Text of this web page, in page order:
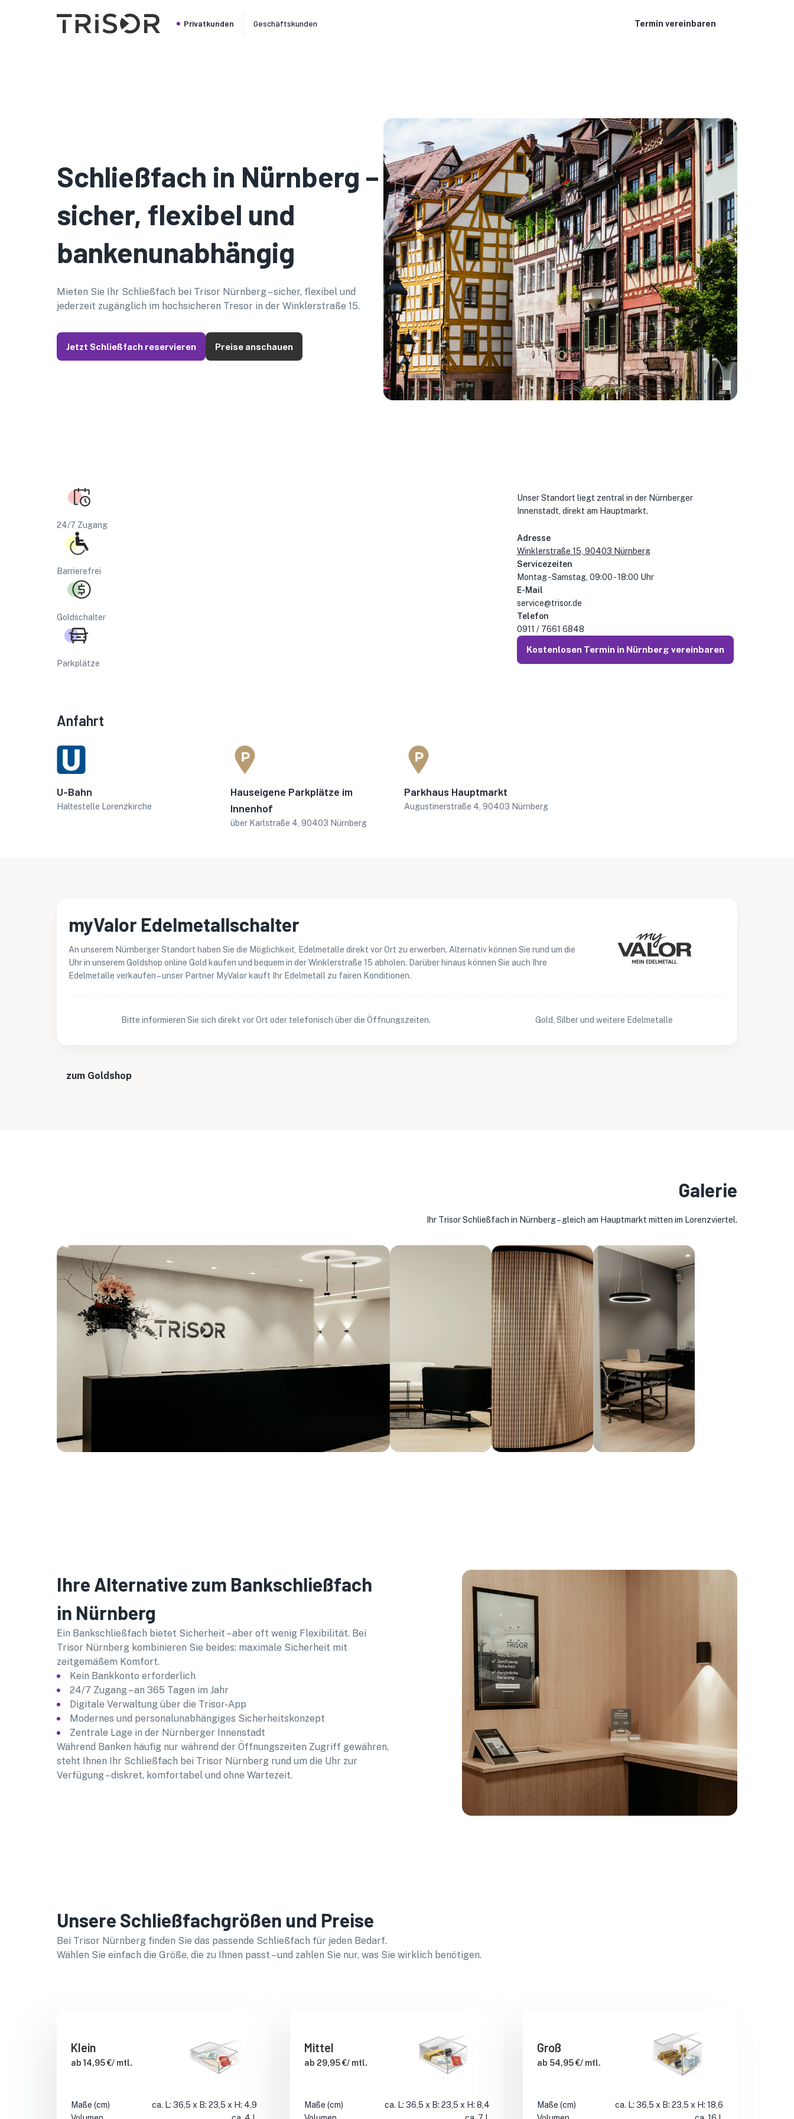
Privatkunden Geschäftskunden Termin vereinbaren
Schließfach in Nürnberg –
sicher, flexibel und
bankenunabhängig
Mieten Sie Ihr Schließfach bei Trisor Nürnberg – sicher, flexibel und
jederzeit zugänglich im hochsicheren Tresor in der Winklerstraße 15.
Jetzt Schließfach reservieren Preise anschauen
24/7 Zugang
Barrierefrei
Goldschalter
Parkplätze
Unser Standort liegt zentral in der Nürnberger
Innenstadt, direkt am Hauptmarkt.
Adresse
Winklerstraße 15, 90403 Nürnberg
Servicezeiten
Montag - Samstag, 09:00 - 18:00 Uhr
E-Mail
service@trisor.de
Telefon
0911 / 7661 6848
Kostenlosen Termin in Nürnberg vereinbaren
Anfahrt
U-Bahn
Haltestelle Lorenzkirche
Hauseigene Parkplätze im
Innenhof
über Karlstraße 4, 90403 Nürnberg
Parkhaus Hauptmarkt
Augustinerstraße 4, 90403 Nürnberg
myValor Edelmetallschalter
An unserem Nürnberger Standort haben Sie die Möglichkeit, Edelmetalle direkt vor Ort zu erwerben. Alternativ können Sie rund um die
Uhr in unserem Goldshop online Gold kaufen und bequem in der Winklerstraße 15 abholen. Darüber hinaus können Sie auch Ihre
Edelmetalle verkaufen – unser Partner MyValor kauft Ihr Edelmetall zu fairen Konditionen.
Bitte informieren Sie sich direkt vor Ort oder telefonisch über die Öffnungszeiten. Gold, Silber und weitere Edelmetalle
zum Goldshop
Galerie
Ihr Trisor Schließfach in Nürnberg – gleich am Hauptmarkt mitten im Lorenzviertel.
Ihre Alternative zum Bankschließfach
in Nürnberg
Ein Bankschließfach bietet Sicherheit – aber oft wenig Flexibilität. Bei
Trisor Nürnberg kombinieren Sie beides: maximale Sicherheit mit
zeitgemäßem Komfort.
Kein Bankkonto erforderlich
24/7 Zugang – an 365 Tagen im Jahr
Digitale Verwaltung über die Trisor-App
Modernes und personalunabhängiges Sicherheitskonzept
Zentrale Lage in der Nürnberger Innenstadt
Während Banken häufig nur während der Öffnungszeiten Zugriff gewähren,
steht Ihnen Ihr Schließfach bei Trisor Nürnberg rund um die Uhr zur
Verfügung – diskret, komfortabel und ohne Wartezeit.
Unsere Schließfachgrößen und Preise
Bei Trisor Nürnberg finden Sie das passende Schließfach für jeden Bedarf.
Wählen Sie einfach die Größe, die zu Ihnen passt – und zahlen Sie nur, was Sie wirklich benötigen.
Klein
ab 14,95 €/ mtl.
Maße (cm)
ca. L: 36,5 x B: 23,5 x H: 4,9
Mittel
ab 29,95 €/ mtl.
Maße (cm)
ca. L: 36,5 x B: 23,5 x H: 8,4
Groß
ab 54,95 €/ mtl.
Maße (cm)
ca. L: 36,5 x B: 23,5 x H: 18,6